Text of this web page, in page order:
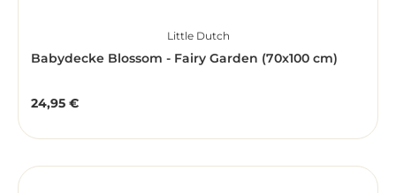
Little Dutch
Babydecke Blossom - Fairy Garden (70x100 cm)
Regulärer Preis:
24,95 €